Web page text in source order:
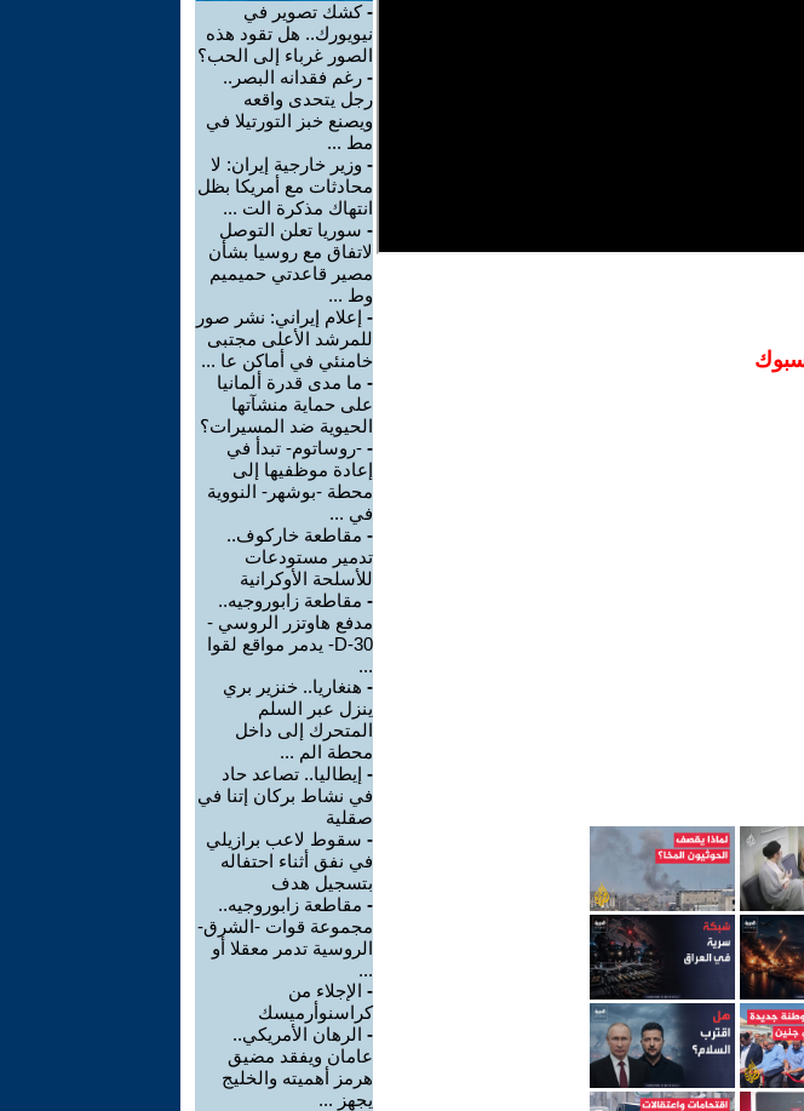
-كشك تصوير في
نيويورك.. هل تقود هذه
الصور غرباء إلى الحب؟
- رغم فقدانه البصر..
رجل يتحدى واقعه
ويصنع خبز التورتيلا في
مط ...
- وزير خارجية إيران: لا
محادثات مع أمريكا بظل
انتهاك مذكرة الت ...
- سوريا تعلن التوصل
لاتفاق مع روسيا بشأن
مصير قاعدتي حميميم
وط ...
- إعلام إيراني: نشر صور
للمرشد الأعلى مجتبى
خامنئي في أماكن عا ...
- ما مدى قدرة ألمانيا
على حماية منشآتها
الحيوية ضد المسيرات؟
- -روساتوم- تبدأ في
إعادة موظفيها إلى
محطة -بوشهر- النووية
في ...
- مقاطعة خاركوف..
تدمير مستودعات
للأسلحة الأوكرانية
- مقاطعة زابوروجيه..
مدفع هاوتزر الروسي -
D-30- يدمر مواقع لقوا
...
- هنغاريا.. خنزير بري
ينزل عبر السلم
المتحرك إلى داخل
محطة الم ...
- إيطاليا.. تصاعد حاد
في نشاط بركان إتنا في
صقلية
- سقوط لاعب برازيلي
في نفق أثناء احتفاله
بتسجيل هدف
- مقاطعة زابوروجيه..
مجموعة قوات -الشرق-
الروسية تدمر معقلا أو
...
- الإجلاء من
كراسنوأرميسك
- الرهان الأمريكي..
عامان ويفقد مضيق
هرمز أهميته والخليج
يجهز ...